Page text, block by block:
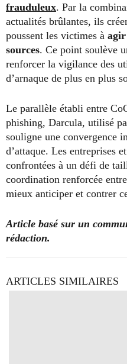
frauduleux. Par la
actualités brûlantes, ils
poussent les victimes à
sources. Ce point soulève
renforcer la vigilance des
d’arnaque de plus en plus
Le parallèle établi entre
phishing, Darcula, utilisé
souligne une convergence
d’attaque. Les entreprises
confrontées à un défi de
coordination renforcée
mieux anticiper et contrer
Article basé sur un
rédaction.
ARTICLES SIMILAIRES